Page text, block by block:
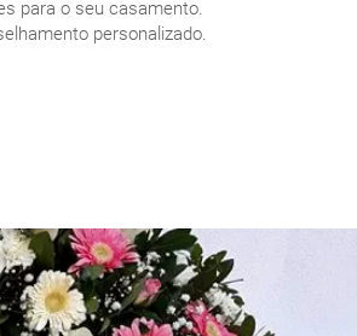
para o seu casamento.
personalizado.